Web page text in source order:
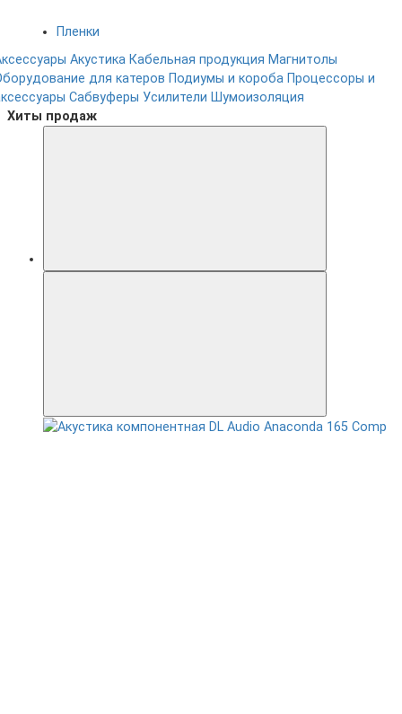
Пленки
Акустика Кабельная продукция Магнитолы
для катеров Подиумы и короба Процессоры и
Сабвуферы Усилители Шумоизоляция
Хиты продаж